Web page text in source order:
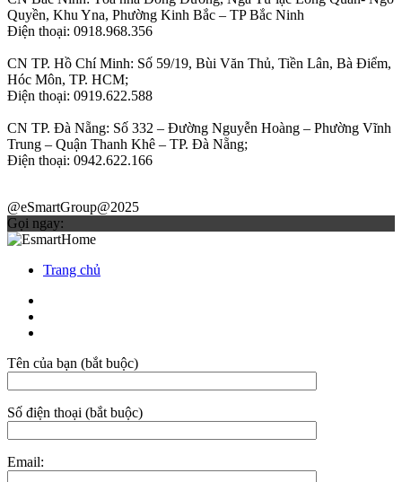
Quyền, Khu Yna, Phường Kinh Bắc – TP Bắc Ninh
Điện thoại: 0918.968.356
CN TP. Hồ Chí Minh: Số 59/19, Bùi Văn Thủ, Tiền Lân, Bà Điểm,
Hóc Môn, TP. HCM;
Điện thoại: 0919.622.588
CN TP. Đà Nẵng: Số 332 – Đường Nguyễn Hoàng – Phường Vĩnh
Trung – Quận Thanh Khê – TP. Đà Nẵng;
Điện thoại: 0942.622.166
@eSmartGroup@2025
Gọi ngay:
Trang chủ
Tên của bạn (bắt buộc)
Số điện thoại (bắt buộc)
Email: